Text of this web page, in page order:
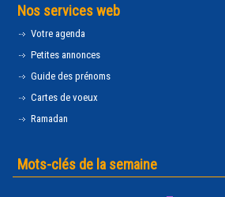
Nos services web
Votre agenda
Petites annonces
Guide des prénoms
Cartes de voeux
Ramadan
Mots-clés de la semaine